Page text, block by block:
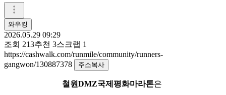
와우킹
2026.05.29 09:29
조회 213추천 3스크랩 1
https://cashwalk.com/runmile/community/runners-
gangwon/130887378
주소복사
철원DMZ국제평화마라톤은